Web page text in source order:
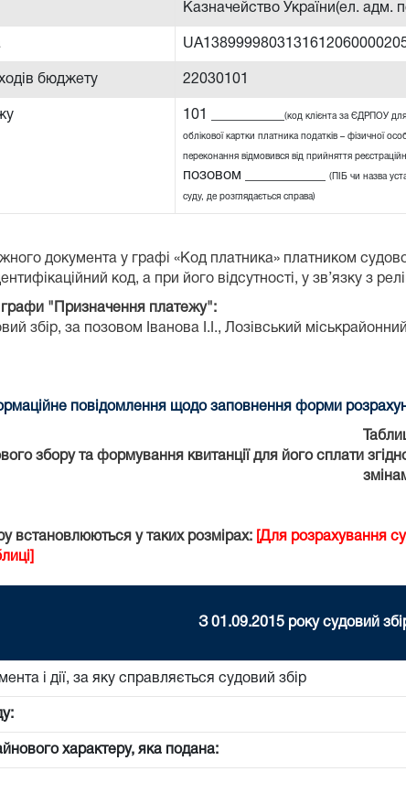
Казначейство України(ел. адм.
бюджету 22030101
101 __________ (код клієнта за ЄДРПОУ
облікової картки платника податків – фізичної
переконання відмовився від прийняття
позовом ___________
(ПІБ чи назва
суду, де розглядається справа)
документа у графі «Код платника» платником
код, а при його відсутності, у зв’язку з
графи "Призначення платежу":
збір, за позовом Іванова І.І., Лозівський
повідомлення щодо заповнення форми
збору та формування квитанції для його сплати
встановлюються у таких розмірах: [Для розрахування
З 01.09.2015 року судовий
і дії, за яку справляється судовий збір
характеру, яка подана: